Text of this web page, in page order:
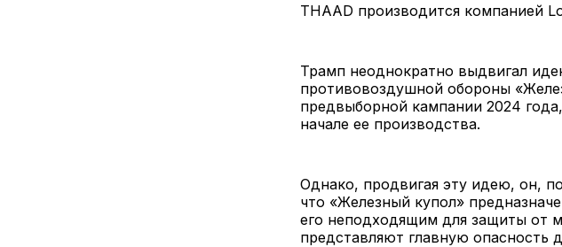
THAAD производится компанией
Трамп неоднократно выдвигал
противовоздушной обороны
предвыборной кампании 2024
начале ее производства.
Однако, продвигая эту идею, он,
что «Железный купол»
его неподходящим для защиты от
представляют главную опасность